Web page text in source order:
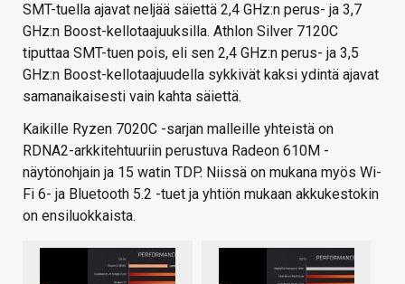
SMT-tuella ajavat neljää säiettä 2,4 GHz:n perus- ja 3,7
GHz:n Boost-kellotaajuuksilla. Athlon Silver 7120C
tiputtaa SMT-tuen pois, eli sen 2,4 GHz:n perus- ja 3,5
GHz:n Boost-kellotaajuudella sykkivät kaksi ydintä ajavat
samanaikaisesti vain kahta säiettä.
Kaikille Ryzen 7020C -sarjan malleille yhteistä on
RDNA2-arkkitehtuuriin perustuva Radeon 610M -
näytönohjain ja 15 watin TDP. Niissä on mukana myös Wi-
Fi 6- ja Bluetooth 5.2 -tuet ja yhtiön mukaan akkukestokin
on ensiluokkaista.